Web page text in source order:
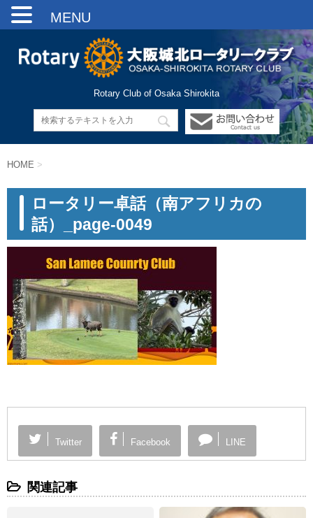
Rotary Club of Osaka Shirokita
HOME >
ロータリー卓話（南アフリカの
話）_page-0049
Twitter Facebook LINE
関連記事
MENU